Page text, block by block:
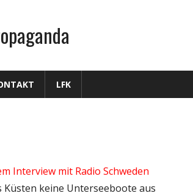
LFK
Interview mit Radio Schweden
Küsten keine Unterseeboote aus